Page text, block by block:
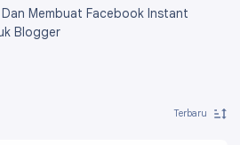
Membuat Facebook Instant
Blogger